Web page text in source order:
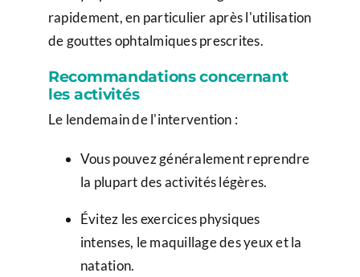
rapidement, en particulier après l'utilisation
de gouttes ophtalmiques prescrites.
Recommandations concernant
les activités
Le lendemain de l'intervention :
Vous pouvez généralement reprendre
la plupart des activités légères.
Évitez les exercices physiques
intenses, le maquillage des yeux et la
natation.